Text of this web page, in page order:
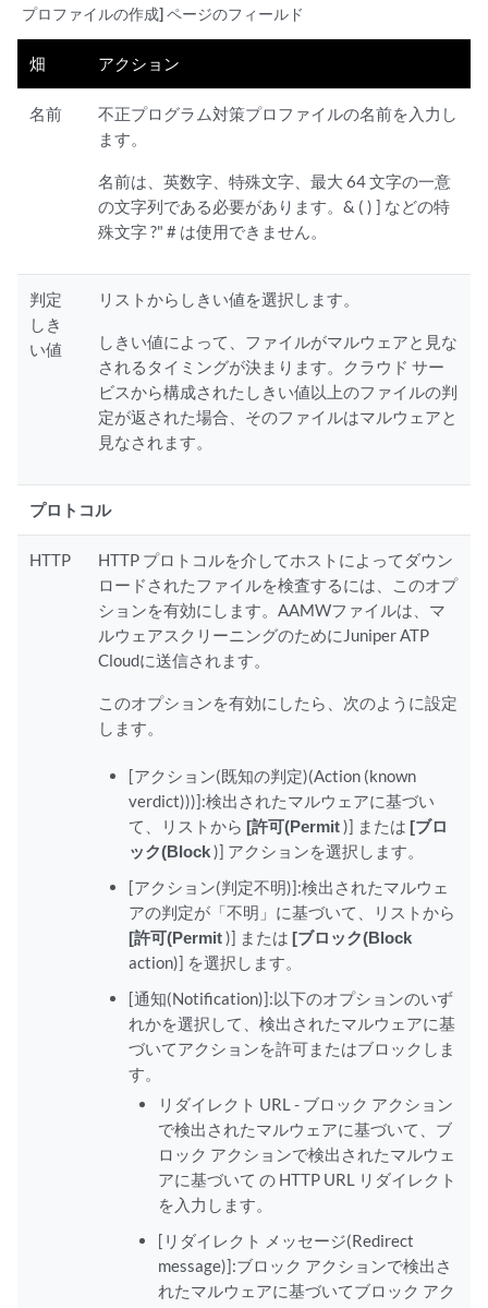
プロファイルの作成] ページのフィールド
畑 アクション
名前
不正プログラム対策プロファイルの名前を入力し
ます。
名前は、英数字、特殊文字、最大 64 文字の一意
の文字列である必要があります。& ( ) ] などの特
殊文字 ?" # は使用できません。
判定
しき
い値
リストからしきい値を選択します。
しきい値によって、ファイルがマルウェアと見な
されるタイミングが決まります。クラウド サー
ビスから構成されたしきい値以上のファイルの判
定が返された場合、そのファイルはマルウェアと
見なされます。
プロトコル
HTTP
HTTP プロトコルを介してホストによってダウン
ロードされたファイルを検査するには、このオプ
ションを有効にします。AAMWファイルは、マ
ルウェアスクリーニングのためにJuniper ATP
Cloudに送信されます。
このオプションを有効にしたら、次のように設定
します。
[アクション(既知の判定)(Action (known
verdict)))]:検出されたマルウェアに基づい
て、リストから [許可(Permit)] または [ブロ
ック(Block)] アクションを選択します。
[アクション(判定不明)]:検出されたマルウェ
アの判定が「不明」に基づいて、リストから
[許可(Permit)] または [ブロック(Block
action)] を選択します。
[通知(Notification)]:以下のオプションのいず
れかを選択して、検出されたマルウェアに基
づいてアクションを許可またはブロックしま
す。
リダイレクト URL - ブロック アクション
で検出されたマルウェアに基づいて、ブ
ロック アクションで検出されたマルウェ
アに基づいて の HTTP URL リダイレクト
を入力します。
[リダイレクト メッセージ(Redirect
message)]:ブロック アクションで検出さ
れたマルウェアに基づいてブロック アク